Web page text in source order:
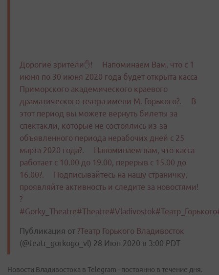
Дорогие зрители✋! ⠀ Напоминаем Вам, что с 1
июня по 30 июня 2020 года будет открыта касса
Приморского академического краевого
драматического театра имени М. Горького?. ⠀ В
этот период вы можете вернуть билеты за
спектакли, которые не состоялись из-за
объявленного периода нерабочих дней с 25
марта 2020 года?. ⠀ Напоминаем вам, что касса
работает с 10.00 до 19.00, перерыв с 15.00 до
16.00?. ⠀ Подписывайтесь на нашу страничку,
проявляйте активность и следите за новостями!
? ⠀
Публикация от ?Театр Горького Владивосток
(@teatr_gorkogo_vl) 28 Июн 2020 в 3:00 PDT
Новости Владивостока в Telegram - постоянно в течение дня.